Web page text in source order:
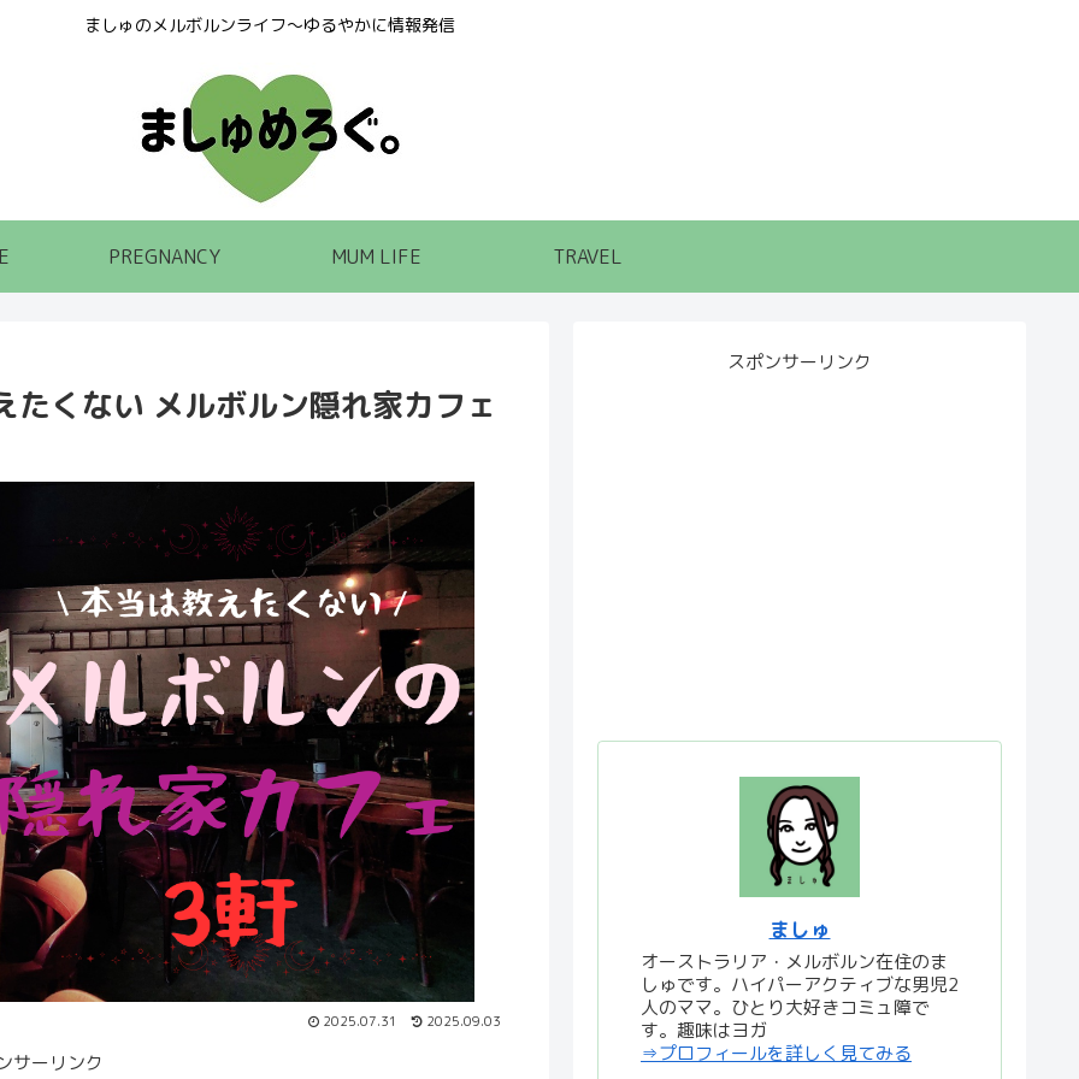
ましゅのメルボルンライフ～ゆるやかに情報発信
PREGNANCY MUM LIFE TRAVEL
くない メルボルン隠れ家カフェ
2025.07.31 2025.09.03
サーリンク
スポンサーリンク
ましゅ
オーストラリア・メルボルン在住のま
しゅです。ハイパーアクティブな男児2
人のママ。ひとり大好きコミュ障で
す。趣味はヨガ
⇒プロフィールを詳しく見てみる